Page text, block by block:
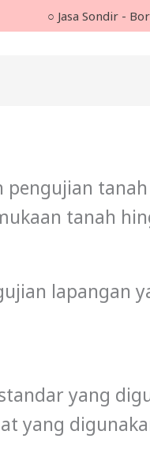
○ Jasa Sondir -
tanah
lapangan
yang
yang